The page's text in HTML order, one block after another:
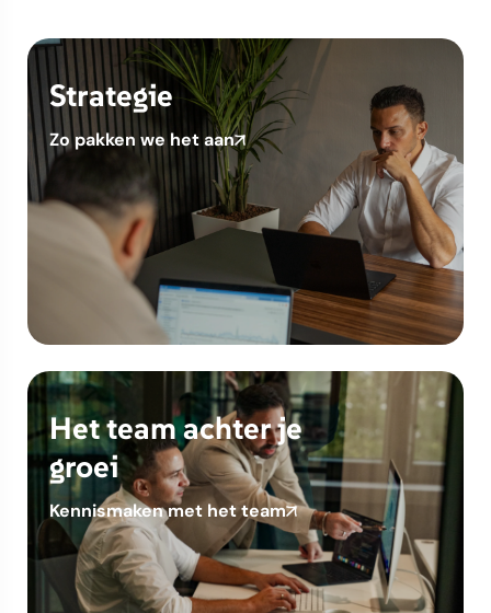
Strategie
Zo pakken we het aan
Het team achter je
groei
Kennismaken met het team